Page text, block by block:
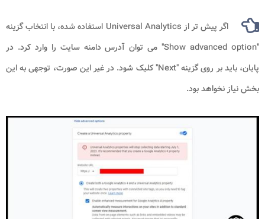
اگر پیش تر از Universal Analytics استفاده شده، با انتخاب گزینه
"Show advanced option" می توان آدرس دامنه سایت را وارد کرد. در
پایان، باید بر روی گزینه "Next" کلیک شود. در غیر این صورت، توجهی به این
بخش نیاز نخواهد بود.